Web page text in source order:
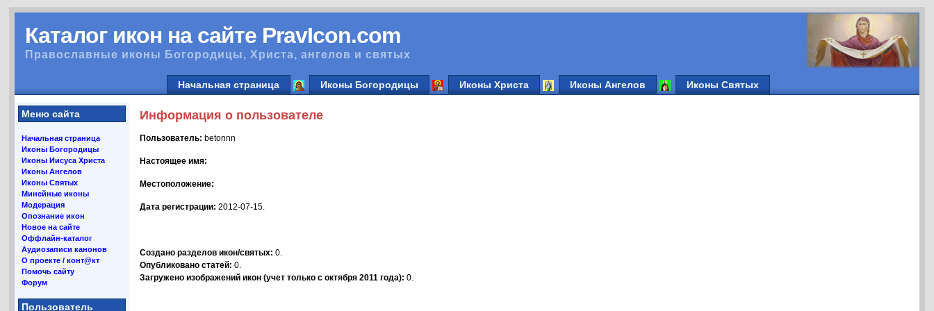
Каталог икон на сайте PravIcon.com
Православные иконы Богородицы, Христа, ангелов и святых
Начальная страница Иконы Богородицы Иконы Христа Иконы Ангелов Иконы Святых
Меню сайта
Начальная страница
Иконы Богородицы
Иконы Иисуса Христа
Иконы Ангелов
Иконы Святых
Минейные иконы
Модерация
Опознание икон
Новое на сайте
Оффлайн-каталог
Аудиозаписи канонов
О проекте / конт@кт
Помочь сайту
Форум
Пользователь
Информация о пользователе
Пользователь: betonnn
Настоящее имя:
Местоположение:
Дата регистрации: 2012-07-15.
Создано разделов икон/святых: 0.
Опубликовано статей: 0.
Загружено изображений икон (учет только с октября 2011 года): 0.